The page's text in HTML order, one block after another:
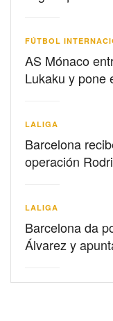
FÚTBOL
AS Mónaco
Lukaku y pone
LALIGA
Barcelona
operación
LALIGA
Barcelona da
Álvarez y